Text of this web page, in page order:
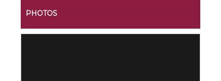
PHOTOS